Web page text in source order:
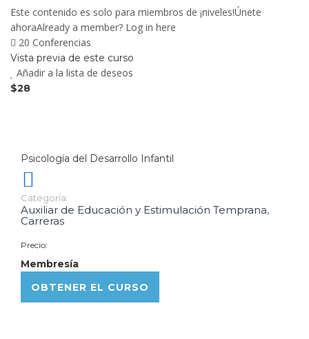
Este contenido es solo para miembros de ¡niveles!Únete
ahoraAlready a member? Log in here
20 Conferencias
Vista previa de este curso
Añadir a la lista de deseos
$28
Psicología del Desarrollo Infantil
Categoría:
Auxiliar de Educación y Estimulación Temprana,
Carreras
Precio:
Membresía
OBTENER EL CURSO